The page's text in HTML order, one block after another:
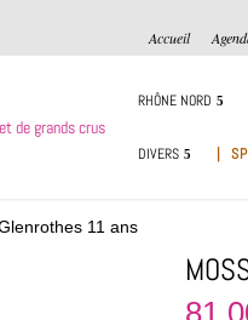
Accueil
RHÔNE NORD
DIVERS |
11 ans